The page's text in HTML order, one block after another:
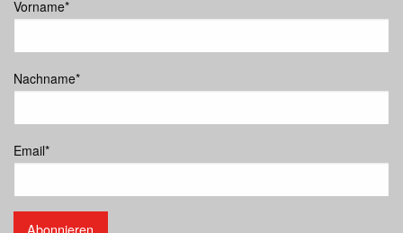
Vorname*
Nachname*
Email*